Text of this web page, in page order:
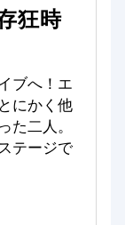
狂時
ブへ！エ
にかく他
二人。
テージで